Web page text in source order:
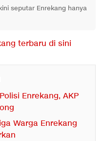
seputar Enrekang hanya
terbaru di sini
Enrekang, AKP
Warga Enrekang